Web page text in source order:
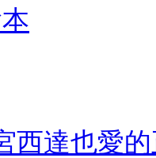
西達也愛